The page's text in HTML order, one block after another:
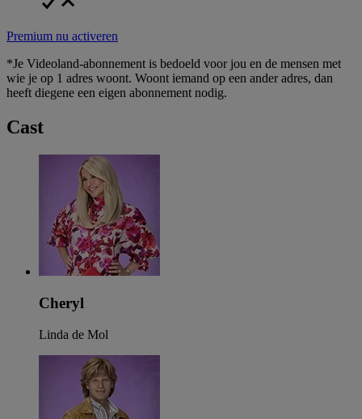
Premium nu activeren
*Je Videoland-abonnement is bedoeld voor jou en de mensen met
wie je op 1 adres woont. Woont iemand op een ander adres, dan
heeft diegene een eigen abonnement nodig.
Cast
Cheryl
Linda de Mol